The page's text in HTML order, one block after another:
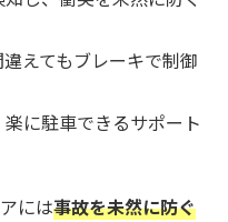
えてもブレーキで制御
に駐車できるサポート
には事故を未然に防ぐ